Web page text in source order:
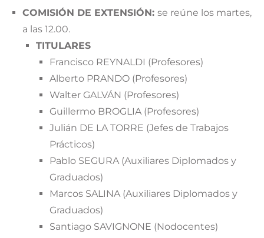
COMISIÓN DE EXTENSIÓN:se reúne los martes,
a las 12.00.
TITULARES
Francisco REYNALDI (Profesores)
Alberto PRANDO (Profesores)
Walter GALVÁN (Profesores)
Guillermo BROGLIA (Profesores)
Julián DE LA TORRE (Jefes de Trabajos
Prácticos)
Pablo SEGURA (Auxiliares Diplomados y
Graduados)
Marcos SALINA (Auxiliares Diplomados y
Graduados)
Santiago SAVIGNONE (Nodocentes)